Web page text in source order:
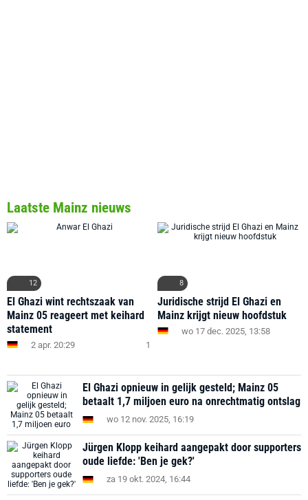
Laatste Mainz nieuws
12
El Ghazi wint rechtszaak van
Mainz 05 reageert met keihard
statement
2 apr. 20:29 1
8
Juridische strijd El Ghazi en
Mainz krijgt nieuw hoofdstuk
wo 17 dec. 2025, 13:58
El Ghazi opnieuw in gelijk gesteld; Mainz 05
betaalt 1,7 miljoen euro na onrechtmatig ontslag
wo 12 nov. 2025, 16:19
Jürgen Klopp keihard aangepakt door supporters
oude liefde: 'Ben je gek?'
za 19 okt. 2024, 16:44